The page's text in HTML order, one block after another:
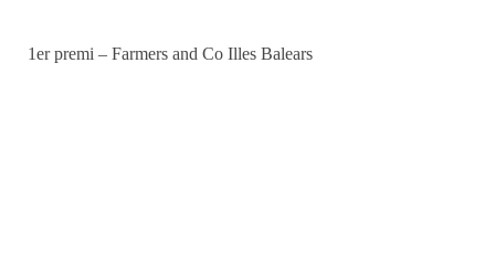
1er premi – Farmers and Co Illes Balears